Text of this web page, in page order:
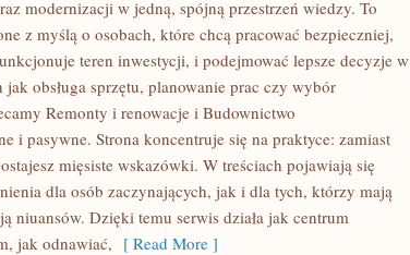
modernizacji w jedną, spójną przestrzeń wiedzy. To
z myślą o osobach, które chcą pracować bezpieczniej,
teren inwestycji, i podejmować lepsze decyzje w
jak obsługa sprzętu, planowanie prac czy wybór
Remonty i renowacje i Budownictwo
i pasywne. Strona koncentruje się na praktyce: zamiast
mięsiste wskazówki. W treściach pojawiają się
dla osób zaczynających, jak i dla tych, którzy mają
niuansów. Dzięki temu serwis działa jak centrum
jak odnawiać, [ Read More ]